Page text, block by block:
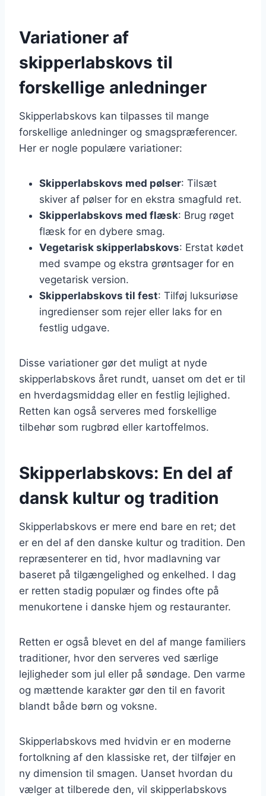
Variationer af
skipperlabskovs til
forskellige anledninger
Skipperlabskovs kan tilpasses til mange
forskellige anledninger og smagspræferencer.
Her er nogle populære variationer:
Skipperlabskovs med pølser: Tilsæt
skiver af pølser for en ekstra smagfuld ret.
Skipperlabskovs med flæsk: Brug røget
flæsk for en dybere smag.
Vegetarisk skipperlabskovs: Erstat kødet
med svampe og ekstra grøntsager for en
vegetarisk version.
Skipperlabskovs til fest: Tilføj luksuriøse
ingredienser som rejer eller laks for en
festlig udgave.
Disse variationer gør det muligt at nyde
skipperlabskovs året rundt, uanset om det er til
en hverdagsmiddag eller en festlig lejlighed.
Retten kan også serveres med forskellige
tilbehør som rugbrød eller kartoffelmos.
Skipperlabskovs: En del af
dansk kultur og tradition
Skipperlabskovs er mere end bare en ret; det
er en del af den danske kultur og tradition. Den
repræsenterer en tid, hvor madlavning var
baseret på tilgængelighed og enkelhed. I dag
er retten stadig populær og findes ofte på
menukortene i danske hjem og restauranter.
Retten er også blevet en del af mange familiers
traditioner, hvor den serveres ved særlige
lejligheder som jul eller på søndage. Den varme
og mættende karakter gør den til en favorit
blandt både børn og voksne.
Skipperlabskovs med hvidvin er en moderne
fortolkning af den klassiske ret, der tilføjer en
ny dimension til smagen. Uanset hvordan du
vælger at tilberede den, vil skipperlabskovs